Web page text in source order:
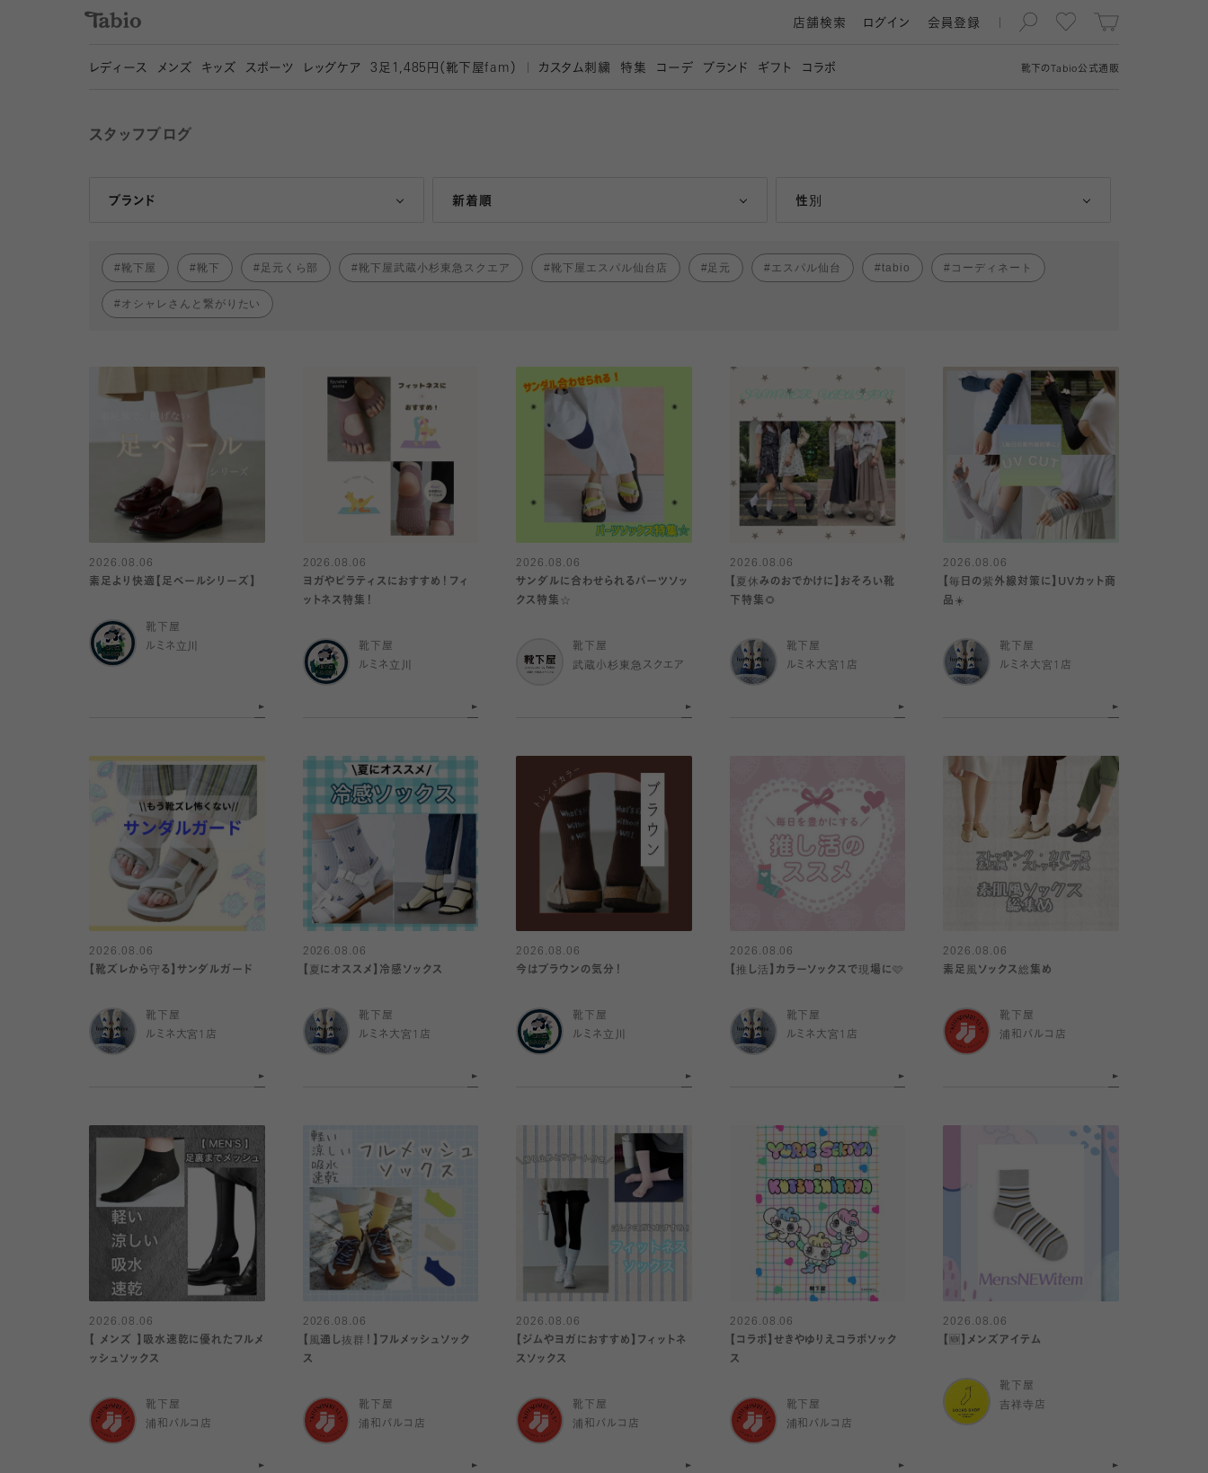
靴下の Tabio公式通販
店舗検索 ログイン 会員登録
レディース メンズ キッズ スポーツ レッグケア 3 足1,485円（靴下屋fam） カスタム刺繍 特集 コーデ ブランド ギフト コラボ
スタッフブログ
ブランド
Tabio 新着順
人気ランキング順 性別
女性
靴下屋 靴下 足元くら部 靴下屋武蔵小杉東急スクエア 靴下屋エスパル仙台店 足元 エスパル仙台 tabio コーディネート
オシャレさんと繋がりたい
2026.08.06
素足より快適【足ベールシリーズ】
靴下屋
ルミネ立川
2026.08.06
ヨガやピラティスにおすすめ！フィ
ットネス特集！
靴下屋
ルミネ立川
2026.08.06
サンダルに合わせられるパーツソッ
クス特集☆
靴下屋
武蔵小杉東急スクエア
2026.08.06
【夏休みのおでかけに】おそろい靴
下特集🌻
靴下屋
ルミネ大宮1店
2026.08.06
【毎日の紫外線対策に】UVカット商
品☀️
靴下屋
ルミネ大宮1店
2026.08.06
【靴ズレから守る】サンダルガード
靴下屋
ルミネ大宮1店
2026.08.06
【夏にオススメ】冷感ソックス
靴下屋
ルミネ大宮1店
2026.08.06
今はブラウンの気分！
靴下屋
ルミネ立川
2026.08.06
【推し活】カラーソックスで現場に🩷
靴下屋
ルミネ大宮1店
2026.08.06
素足風ソックス総集め
靴下屋
浦和パルコ店
2026.08.06
【 メンズ 】吸水速乾に優れたフルメ
ッシュソックス
靴下屋
浦和パルコ店
2026.08.06
【風通し抜群！】フルメッシュソック
ス
靴下屋
浦和パルコ店
2026.08.06
【ジムやヨガにおすすめ】フィットネ
スソックス
靴下屋
浦和パルコ店
2026.08.06
【コラボ】せきやゆりえコラボソック
ス
靴下屋
浦和パルコ店
2026.08.06
【🆕】メンズアイテム
靴下屋
吉祥寺店